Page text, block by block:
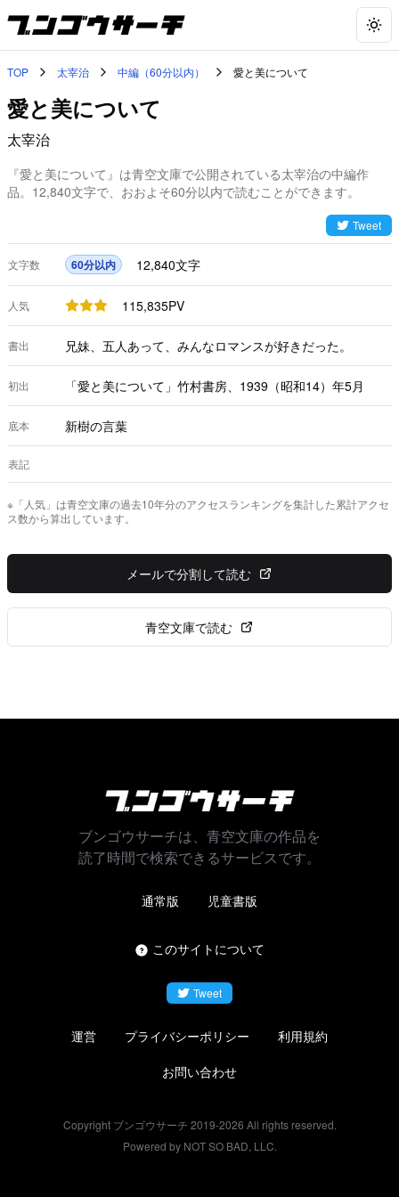
TOP 太宰治 中編（60分以内） 愛と美について
愛と美について
太宰治
『愛と美について』は青空文庫で公開されている太宰治の中編作
品。12,840文字で、おおよそ60分以内で読むことができます。
Tweet
文字数 60分以内 12,840文字
人気 115,835PV
書出 兄妹、五人あって、みんなロマンスが好きだった。
初出 「愛と美について」竹村書房、1939（昭和14）年5月
底本 新樹の言葉
表記
※「人気」は青空文庫の過去10年分のアクセスランキングを集計した累計アクセ
ス数から算出しています。
メールで分割して読む
青空文庫で読む
ブンゴウサーチは、青空文庫の作品を
読了時間で検索できるサービスです。
通常版 児童書版
このサイトについて
Tweet
運営 プライバシーポリシー
利用規約
お問い合わせ
Copyright ブンゴウサーチ 2019-2026 All rights reserved.
Powered by NOT SO BAD, LLC.